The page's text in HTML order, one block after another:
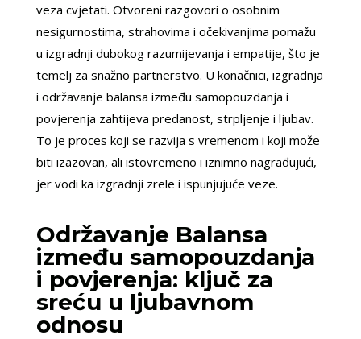
veza cvjetati. Otvoreni razgovori o osobnim
nesigurnostima, strahovima i očekivanjima pomažu
u izgradnji dubokog razumijevanja i empatije, što je
temelj za snažno partnerstvo. U konačnici, izgradnja
i održavanje balansa između samopouzdanja i
povjerenja zahtijeva predanost, strpljenje i ljubav.
To je proces koji se razvija s vremenom i koji može
biti izazovan, ali istovremeno i iznimno nagrađujući,
jer vodi ka izgradnji zrele i ispunjujuće veze.
Održavanje Balansa
između samopouzdanja
i povjerenja: ključ za
sreću u ljubavnom
odnosu